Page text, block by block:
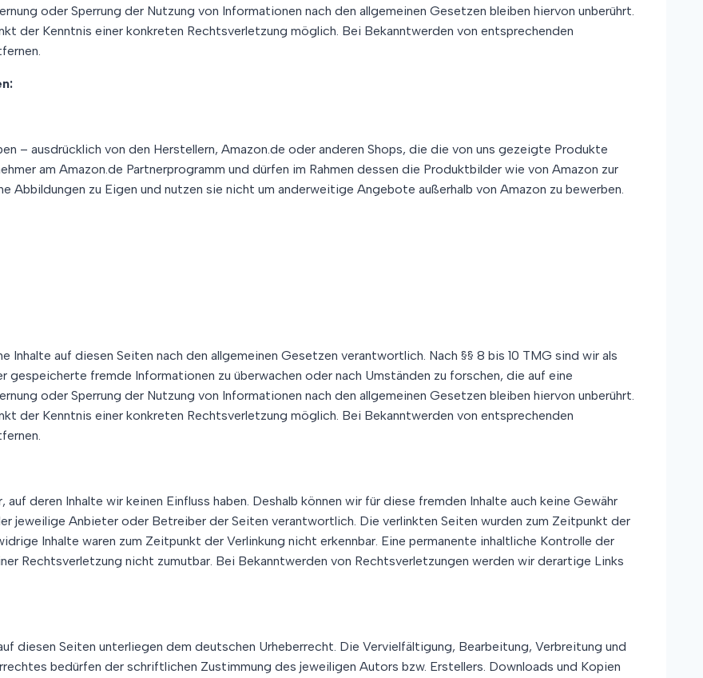
oder Sperrung der Nutzung von Informationen nach den allgemeinen Gesetzen bleiben hiervon unberührt.
der Kenntnis einer konkreten Rechtsverletzung möglich. Bei Bekanntwerden von entsprechenden
– ausdrücklich von den Herstellern, Amazon.de oder anderen Shops, die die von uns gezeigte Produkte
am Amazon.de Partnerprogramm und dürfen im Rahmen dessen die Produktbilder wie von Amazon zur
Abbildungen zu Eigen und nutzen sie nicht um anderweitige Angebote außerhalb von Amazon zu bewerben.
Inhalte auf diesen Seiten nach den allgemeinen Gesetzen verantwortlich. Nach §§ 8 bis 10 TMG sind wir als
fremde Informationen zu überwachen oder nach Umständen zu forschen, die auf eine
oder Sperrung der Nutzung von Informationen nach den allgemeinen Gesetzen bleiben hiervon unberührt.
der Kenntnis einer konkreten Rechtsverletzung möglich. Bei Bekanntwerden von entsprechenden
deren Inhalte wir keinen Einfluss haben. Deshalb können wir für diese fremden Inhalte auch keine Gewähr
jeweilige Anbieter oder Betreiber der Seiten verantwortlich. Die verlinkten Seiten wurden zum Zeitpunkt der
Inhalte waren zum Zeitpunkt der Verlinkung nicht erkennbar. Eine permanente inhaltliche Kontrolle der
Rechtsverletzung nicht zumutbar. Bei Bekanntwerden von Rechtsverletzungen werden wir derartige Links
diesen Seiten unterliegen dem deutschen Urheberrecht. Die Vervielfältigung, Bearbeitung, Verbreitung und
bedürfen der schriftlichen Zustimmung des jeweiligen Autors bzw. Erstellers. Downloads und Kopien